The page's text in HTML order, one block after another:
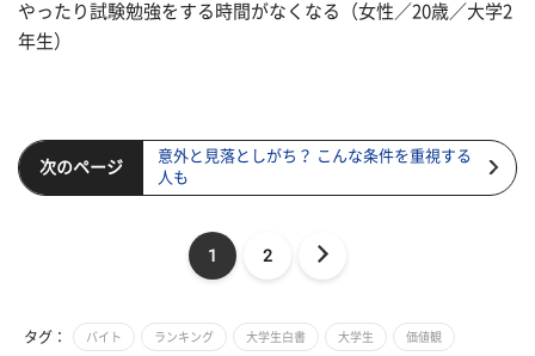
やったり試験勉強をする時間がなくなる（女性／20歳／大学2
年生）
次のページ
意外と見落としがち？ こんな条件を重視する
人も
1 2
タグ： バイト ランキング 大学生白書 大学生 価値観